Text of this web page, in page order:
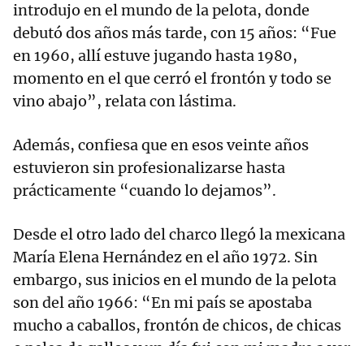
introdujo en el mundo de la pelota, donde
debutó dos años más tarde, con 15 años: “Fue
en 1960, allí estuve jugando hasta 1980,
momento en el que cerró el frontón y todo se
vino abajo”, relata con lástima.
Además, confiesa que en esos veinte años
estuvieron sin profesionalizarse hasta
prácticamente “cuando lo dejamos”.
Desde el otro lado del charco llegó la mexicana
María Elena Hernández en el año 1972. Sin
embargo, sus inicios en el mundo de la pelota
son del año 1966: “En mi país se apostaba
mucho a caballos, frontón de chicos, de chicas